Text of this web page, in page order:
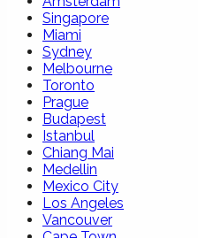
Singapore
Miami
Sydney
Melbourne
Toronto
Prague
Budapest
Istanbul
Chiang Mai
Medellin
Mexico City
Los Angeles
Vancouver